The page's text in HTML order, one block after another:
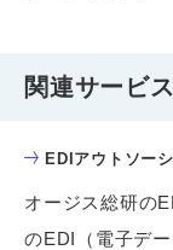
関連サービス
EDIアウトソー
オージス総研の
のEDI（電子デ